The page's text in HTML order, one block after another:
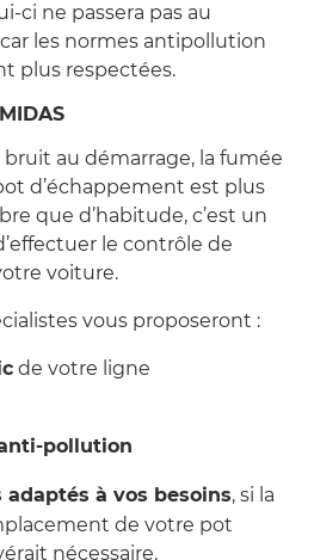
ci ne passera pas au
les normes antipollution
plus respectées.
au démarrage, la fumée
d’échappement est plus
que d’habitude, c’est un
le contrôle de
voiture.
vous proposeront :
de votre ligne
pollution
adaptés à vos besoins, si la
de votre pot
nécessaire.